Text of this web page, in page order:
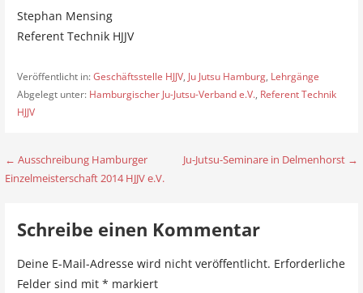
Stephan Mensing
Referent Technik HJJV
Veröffentlicht in:Geschäftsstelle HJJV, Ju Jutsu Hamburg, Lehrgänge
Abgelegt unter: Hamburgischer Ju-Jutsu-Verband e.V., Referent Technik
HJJV
B
← Ausschreibung Hamburger
Einzelmeisterschaft 2014 HJJV e.V.
Ju-Jutsu-Seminare in Delmenhorst →
Schreibe einen Kommentar
Deine E-Mail-Adresse wird nicht veröffentlicht. Erforderliche
Felder sind mit * markiert